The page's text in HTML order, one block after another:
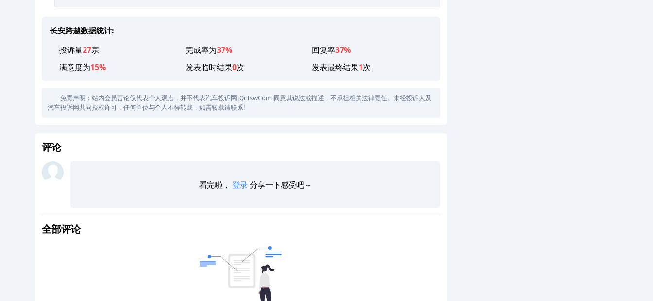
长安跨越数据统计:
投诉量27宗 完成率为37% 回复率37%
满意度为15% 发表临时结果0次 发表最终结果1次
免责声明：站内会员言论仅代表个人观点，并不代表汽车投诉网[QcTsw.Com]同意其说法或描述，不承担相关法律责任。未经投诉人及
汽车投诉网共同授权许可，任何单位与个人不得转载，如需转载请联系!
评论
看完啦， 登录分享一下感受吧～
全部评论